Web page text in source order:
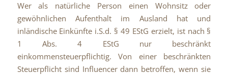
Wer als natürliche Person einen Wohnsitz oder
gewöhnlichen Aufenthalt im Ausland hat und
inländische Einkünfte i.S.d. § 49 EStG erzielt, ist nach §
1 Abs. 4 EStG nur beschränkt
einkommensteuerpflichtig. Von einer beschränkten
Steuerpflicht sind Influencer dann betroffen, wenn sie